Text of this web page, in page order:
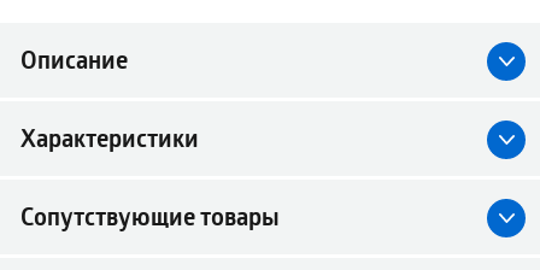
Описание
Характеристики
Сопутствующие товары